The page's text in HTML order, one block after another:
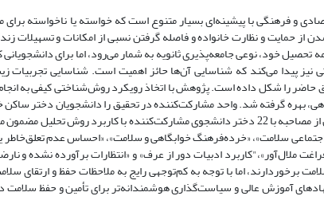
و فرهنگی با پیشینه‌ای بسیار متنوع است که خواسته یا ناخواسته برای
حمایت و نظارت خانواده و فاصله گرفتن نسبی از امکانات و تسهیلات
خود، نوعی جامعه‌پذیری ثانویه به شمار می‌رود، اما برای دانشجویانی
نیز پیدا می‌کند که شناسایی آن‌ها حائز اهمیت است. شناسایی تجربیات
حاضر را شکل داده است. پژوهش با اتخاذ رویکرد روش‌شناختی کیفی به
بهره گرفته شد. واحد مشارکت‌کننده در تحقیق را دانشجویان دختر ساکن
از دانشگاه‌های دولتی شهر تهران تشکیل دادند. درنهایت، داده‌های کیفی حاصل از مصاحبه با 22 دختر دانشجوی مشارکت‌کننده
سلامت»، «خرده‌فرهنگ خوابگاهی و سلامت»، «احساس عدم تعلق‌خاطر
ملال‌آور»،"کاربرد ادبیات دور از عرف» و «انتظارات برآورده نشده و
برخوردارند، اما با توجه به کم‌توجهی رایج به ملاحظات حفظ و ارتقای
آموزش عالی و سیاست‌گذاری هوشمندانه‌تر برای تأمین و حفظ